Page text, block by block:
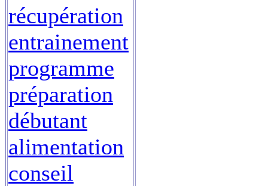
récupération
entrainement
programme
préparation
débutant
alimentation
conseil